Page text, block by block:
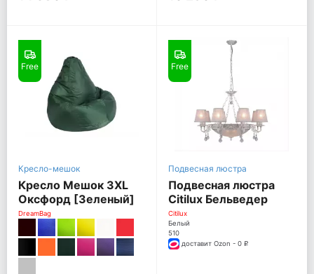
Free
Кресло-мешок
Кресло Мешок 3XL
Оксфорд [Зеленый]
DreamBag
Free
Подвесная люстра
Подвесная люстра
Citilux Бельведер
CL424181
Citilux
Белый
510
доставит Ozon - 0 q